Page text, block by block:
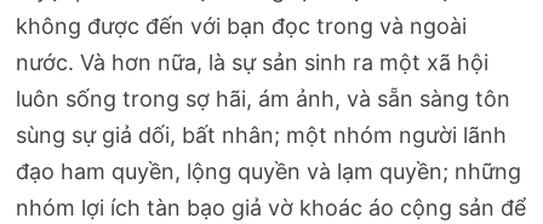
không được đến với bạn đọc trong và ngoài
nước. Và hơn nữa, là sự sản sinh ra một xã hội
luôn sống trong sợ hãi, ám ảnh, và sẵn sàng tôn
sùng sự giả dối, bất nhân; một nhóm người lãnh
đạo ham quyền, lộng quyền và lạm quyền; những
nhóm lợi ích tàn bạo giả vờ khoác áo cộng sản để